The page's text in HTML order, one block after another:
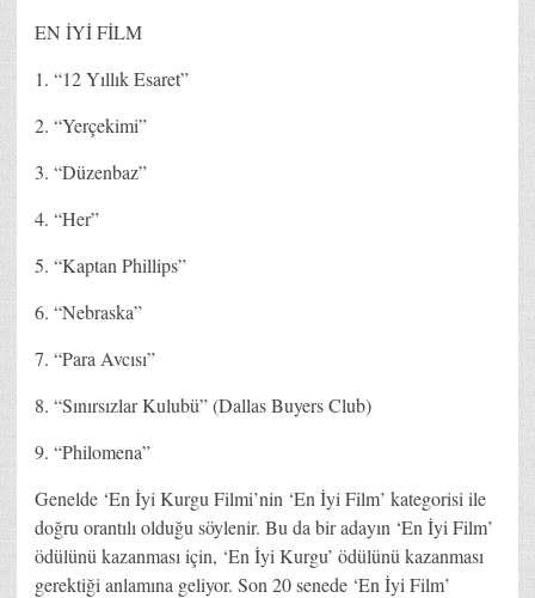
EN İYİ FİLM
1. “12 Yıllık Esaret”
2. “Yerçekimi”
3. “Düzenbaz”
4. “Her”
5. “Kaptan Phillips”
6. “Nebraska”
7. “Para Avcısı”
8. “Sınırsızlar Kulubü” (Dallas Buyers Club)
9. “Philomena”
Genelde ‘En İyi Kurgu Filmi’nin ‘En İyi Film’ kategorisi ile
doğru orantılı olduğu söylenir. Bu da bir adayın ‘En İyi Film’
ödülünü kazanması için, ‘En İyi Kurgu’ ödülünü kazanması
gerektiği anlamına geliyor. Son 20 senede ‘En İyi Film’